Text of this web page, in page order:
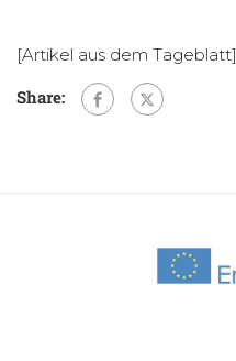
[Artikel aus dem Tageblatt]
Share: